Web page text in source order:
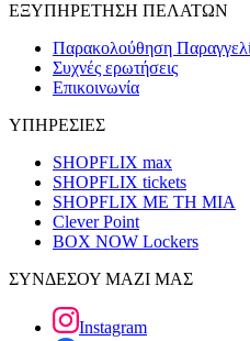
ΕΞΥΠΗΡΕΤΗΣΗ ΠΕΛΑΤΩΝ
Παρακολούθηση
Συχνές ερωτήσεις
Επικοινωνία
ΥΠΗΡΕΣΙΕΣ
SHOPFLIX max
SHOPFLIX tickets
SHOPFLIX ΜΕ ΤΗ ΜΙΑ
Clever Point
BOX NOW Lockers
ΣΥΝΔΕΣΟΥ ΜΑΖΙ ΜΑΣ
Instagram